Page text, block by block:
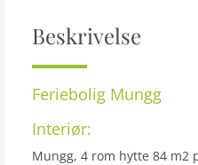
Beskrivelse
Feriebolig Mungg
Interiør:
Mungg, 4 rom hytte 84 m2